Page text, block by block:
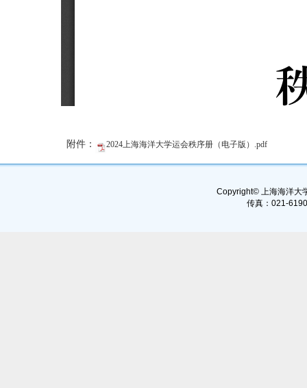
附件： 2024上海海洋大学运会秩序册（电子版）.pdf
Copyright© 上海海洋大
传真：021-